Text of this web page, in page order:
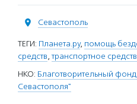
Севастополь
ТЕГИ: Планета.ру, помощь
средств,транспортное
НКО: Благотворительный
Севастополя"